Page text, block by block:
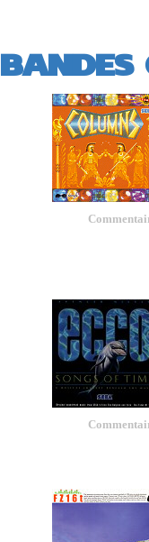
BANDES